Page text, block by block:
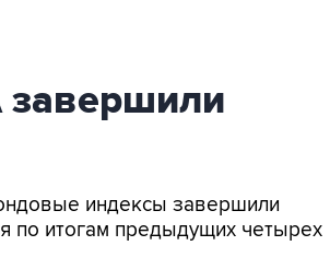
индексы завершили
по итогам предыдущих четырех